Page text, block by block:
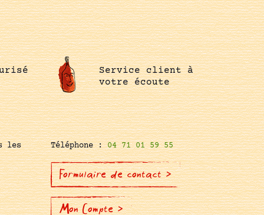
Service client à
votre écoute
les Téléphone :04 71 01 59 55
Formulaire de contact >
Mon Compte >